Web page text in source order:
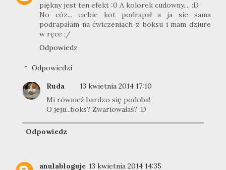
piękny jest ten efekt :0 A kolorek cudowny.... :D
No cóz... ciebie kot podrapał a ja sie sama
podrapałam na ćwiczeniach z boksu i mam dziure
w ręce ;/
Odpowiedz
Odpowiedzi
Ruda
13 kwietnia 2014 17:10
Mi również bardzo się podoba!
O jeju...boks? Zwariowałaś? :D
Odpowiedz
anulabloguje 13 kwietnia 2014 14:35